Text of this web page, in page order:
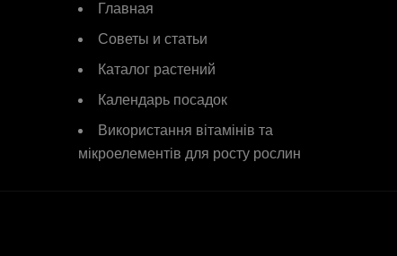
Главная
Советы и статьи
Каталог растений
Календарь посадок
Використання вітамінів та
мікроелементів для росту рослин